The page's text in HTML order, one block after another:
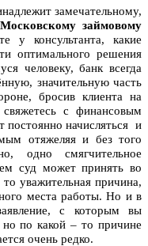
замечательному,
Московскому займовому
у консультанта, какие
оптимального решения
человеку, банк всегда
значительную часть
бросив клиента на
с финансовым
начисляться и
отяжеляя и без того
одно смягчительное
суд может принять во
уважительная причина,
места работы. Но и в
с которым вы
по какой – то причине
очень редко.